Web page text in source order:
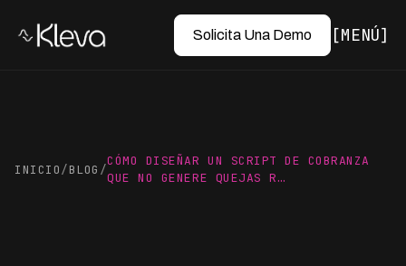
Solicita Una Demo MENÚ
INICIO/BLOG /
CÓMO DISEÑAR UN SCRIPT DE COBRANZA
QUE NO GENERE QUEJAS R…